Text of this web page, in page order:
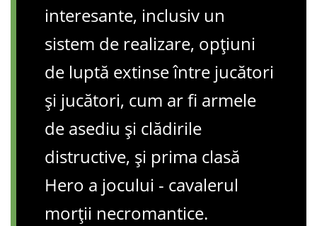
interesante, inclusiv un
sistem de realizare, opțiuni
de luptă extinse între jucători
și jucători, cum ar fi armele
de asediu și clădirile
distructive, și prima clasă
Hero a jocului - cavalerul
morții necromantice.